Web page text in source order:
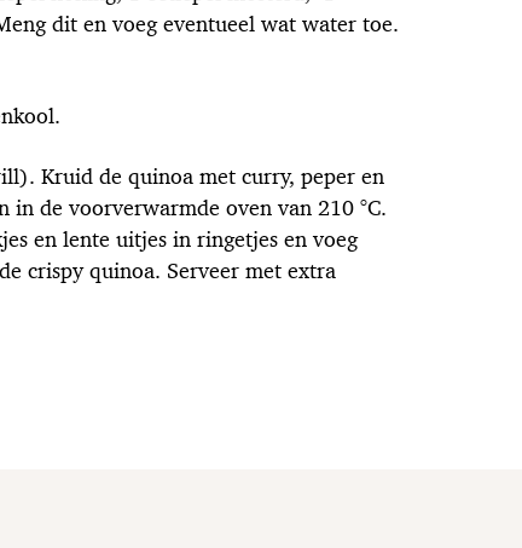
dit en voeg eventueel wat water toe.
Kruid de quinoa met curry, peper en
de voorverwarmde oven van 210 °C.
en lente uitjes in ringetjes en voeg
crispy quinoa. Serveer met extra